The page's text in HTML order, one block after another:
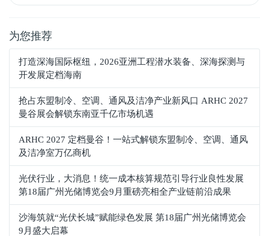
为您推荐
打造深海国际枢纽，2026亚洲工程潜水装备、深海探测与
开发展定档海南
抢占东盟制冷、空调、通风及洁净产业新风口 ARHC 2027
曼谷展会解锁东南亚千亿市场机遇
ARHC 2027 定档曼谷！一站式解锁东盟制冷、空调、通风
及洁净室万亿商机
光伏行业，大消息！统一成本核算规范引导行业良性发展
第18届广州光储博览会9月重磅亮相全产业链前沿成果
沙海筑就“光伏长城”赋能绿色发展 第18届广州光储博览会
9月盛大启幕